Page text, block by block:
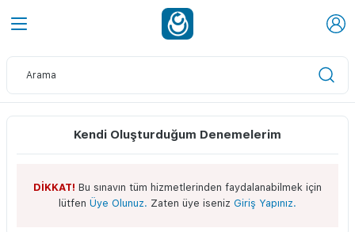
Kendi Oluşturduğum Denemelerim
DİKKAT! Bu sınavın tüm hizmetlerinden faydalanabilmek için
lütfen Üye Olunuz. Zaten üye iseniz Giriş Yapınız.